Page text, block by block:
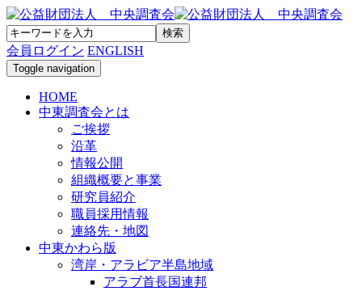
会員ログイン ENGLISH
Toggle navigation
HOME
中東調査会とは
ご挨拶
沿革
情報公開
組織概要と事業
研究員紹介
職員採用情報
連絡先・地図
中東かわら版
湾岸・アラビア半島地域
アラブ首長国連邦